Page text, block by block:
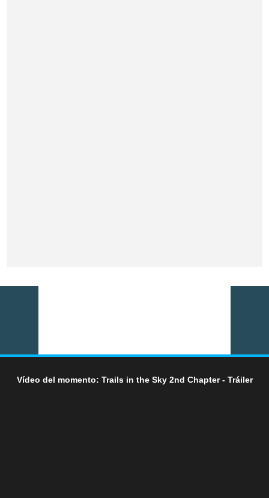
Vídeo del momento: Trails in the Sky 2nd Chapter - Tráiler